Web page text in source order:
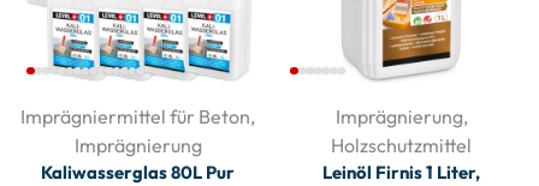
Imprägniermittel für Beton,
Imprägnierung
Kaliwasserglas 80L Pur
Imprägnierung,
Holzschutzmittel
Leinöl Firnis 1 Liter,